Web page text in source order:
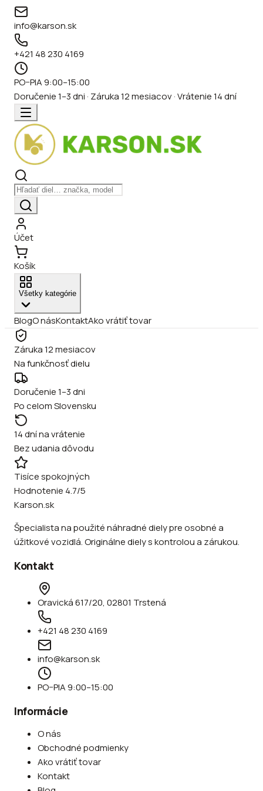
info@karson.sk
+421 48 230 4169
PO–PIA 9:00–15:00
Doručenie 1–3 dni · Záruka 12 mesiacov · Vrátenie 14 dní
Účet
Košík
Všetky kategórie
BlogO násKontaktAko vrátiť tovar
Záruka 12 mesiacov
Na funkčnosť dielu
Doručenie 1–3 dni
Po celom Slovensku
14 dní na vrátenie
Bez udania dôvodu
Tisíce spokojných
Hodnotenie 4.7/5
Karson.sk
Špecialista na použité náhradné diely pre osobné a
úžitkové vozidlá. Originálne diely s kontrolou a zárukou.
Kontakt
Oravická 617/20, 02801 Trstená
+421 48 230 4169
info@karson.sk
PO–PIA 9:00–15:00
Informácie
O nás
Obchodné podmienky
Ako vrátiť tovar
Kontakt